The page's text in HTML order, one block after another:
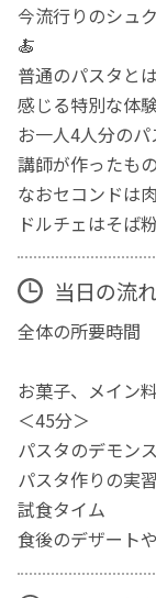
今流行りのシュ
🍝
普通のパスタと
感じる特別な体
お一人4人分の
講師が作ったも
なおセコンドは
ドルチェはそば
当日の流
全体の所要時間
お菓子、メイ
＜45分＞
パスタのデモ
パスタ作りの
試食タイム
食後のデザー